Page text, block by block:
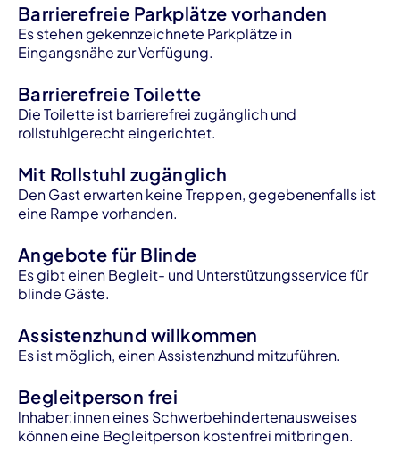
Barrierefreie Parkplätze vorhanden
Es stehen gekennzeichnete Parkplätze in
Eingangsnähe zur Verfügung.
Barrierefreie Toilette
Die Toilette ist barrierefrei zugänglich und
rollstuhlgerecht eingerichtet.
Mit Rollstuhl zugänglich
Den Gast erwarten keine Treppen, gegebenenfalls ist
eine Rampe vorhanden.
Angebote für Blinde
Es gibt einen Begleit- und Unterstützungsservice für
blinde Gäste.
Assistenzhund willkommen
Es ist möglich, einen Assistenzhund mitzuführen.
Begleitperson frei
lnhaber:innen eines Schwerbehindertenausweises
können eine Begleitperson kostenfrei mitbringen.